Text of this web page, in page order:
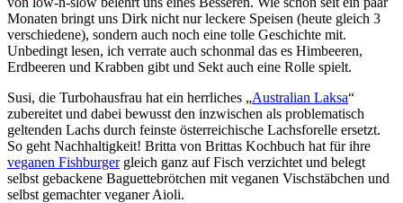
Monaten bringt uns Dirk nicht nur leckere Speisen (heute gleich 3
verschiedene), sondern auch noch eine tolle Geschichte mit.
Unbedingt lesen, ich verrate auch schonmal das es Himbeeren,
Erdbeeren und Krabben gibt und Sekt auch eine Rolle spielt.
Susi, die Turbohausfrau hat ein herrliches „Australian Laksa“
zubereitet und dabei bewusst den inzwischen als problematisch
geltenden Lachs durch feinste österreichische Lachsforelle ersetzt.
So geht Nachhaltigkeit! Britta von Brittas Kochbuch hat für ihre
veganen Fishburgergleich ganz auf Fisch verzichtet und belegt
selbst gebackene Baguettebrötchen mit veganen Vischstäbchen und
selbst gemachter veganer Aioli.